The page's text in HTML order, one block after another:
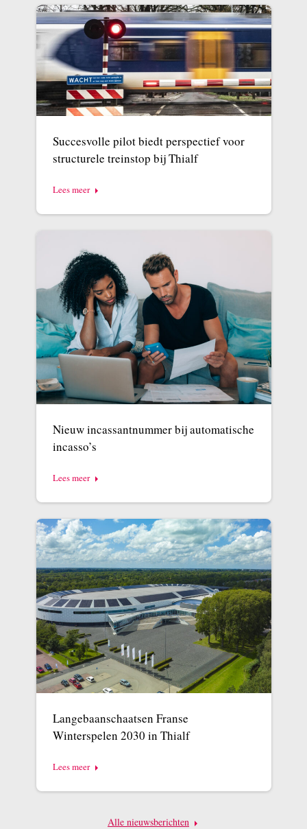
Succesvolle pilot biedt perspectief voor
structurele treinstop bij Thialf
Lees meer
Nieuw incassantnummer bij automatische
incasso’s
Lees meer
Langebaanschaatsen Franse
Winterspelen 2030 in Thialf
Lees meer
Alle nieuwsberichten